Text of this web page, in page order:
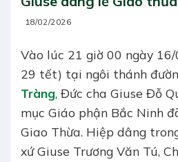
18/02/2026
Vào lúc 21 giờ 00 ngày
29 tết) tại ngôi thánh
Tràng, Đức cha Giuse Đỗ
mục Giáo phận Bắc Ninh
Giao Thừa. Hiệp dâng
xứ Giuse Trương Văn Tú,